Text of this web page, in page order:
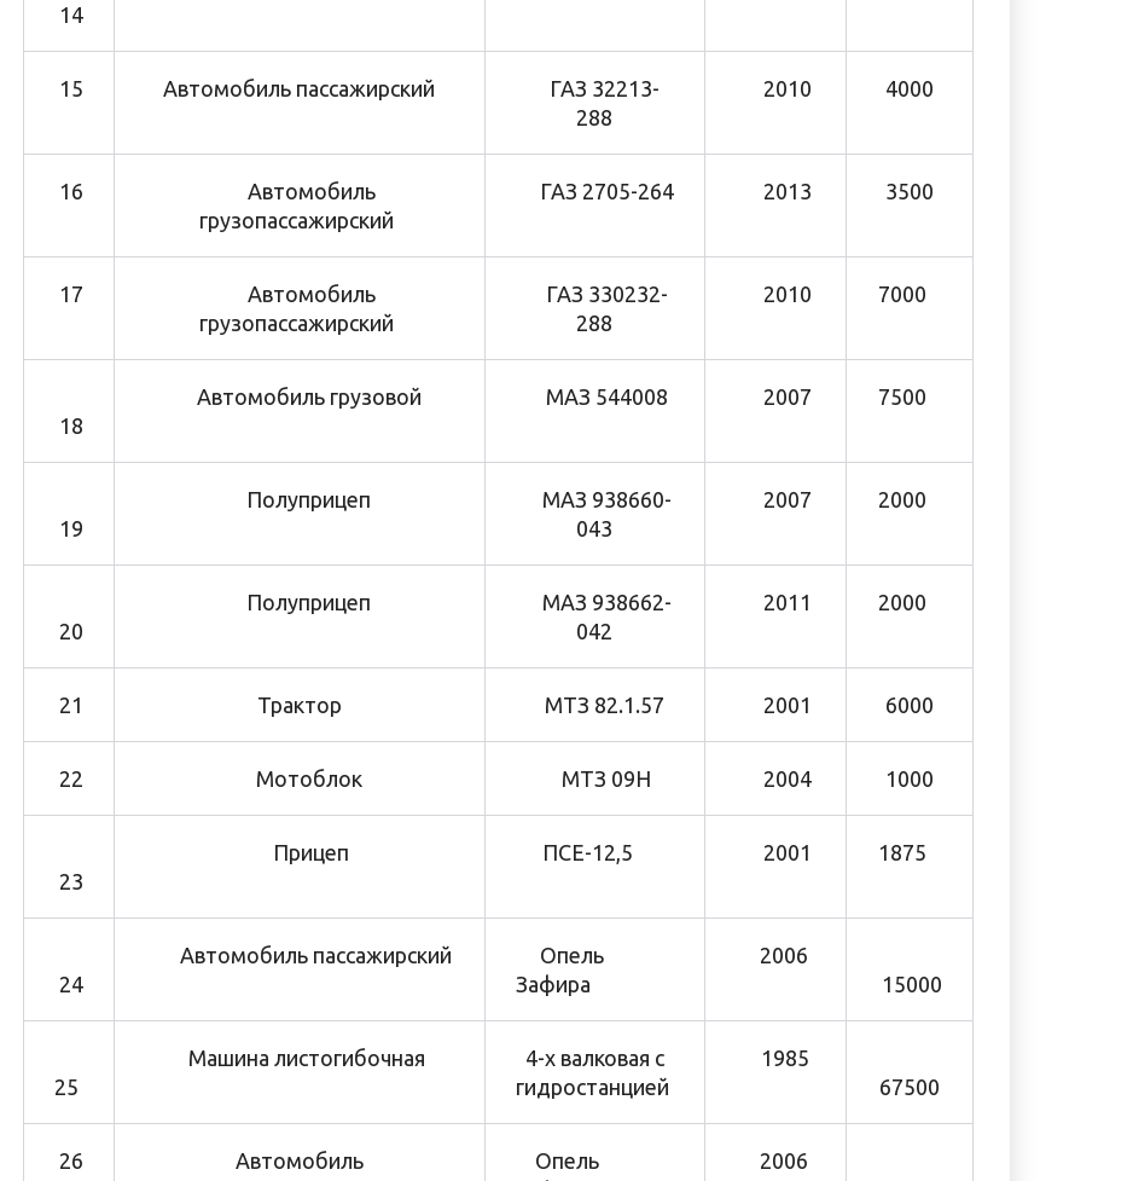
14
15 Автомобиль пассажирский
ГАЗ 32213-
288
2010 4000
16
Автомобиль
грузопассажирский
ГАЗ 2705-264 2013 3500
17
Автомобиль
грузопассажирский
ГАЗ 330232-
288
2010 7000
18
Автомобиль грузовой МАЗ 544008 2007 7500
19
Полуприцеп
МАЗ 938660-
043
2007 2000
20
Полуприцеп
МАЗ 938662-
042
2011 2000
21 Трактор МТЗ 82.1.57 2001 6000
22 Мотоблок МТЗ 09Н 2004 1000
23
Прицеп ПСЕ-12,5 2001 1875
24
Автомобиль пассажирский
Опель
Зафира
2006
15000
25
Машина листогибочная
4-х валковая с
гидростанцией
1985
67500
26 Автомобиль
Опель
2006